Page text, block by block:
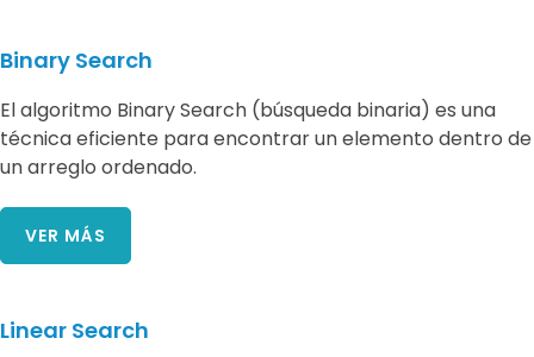
Binary Search
El algoritmo Binary Search (búsqueda binaria) es una
técnica eficiente para encontrar un elemento dentro de
un arreglo ordenado.
VER MÁS
Linear Search